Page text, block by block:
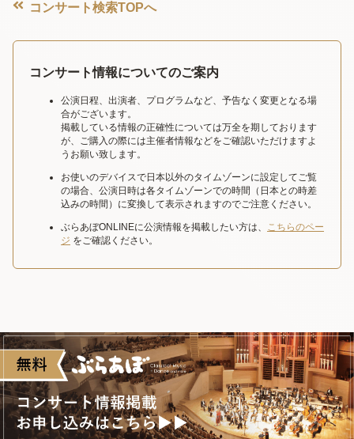
コンサート検索TOPへ
コンサート情報についてのご案内
公演日程、出演者、プログラムなど、予告なく変更となる場
合がございます。
掲載している情報の正確性については万全を期しております
が、ご購入の際には主催者情報などをご確認いただけますよ
うお願い致します。
お使いのデバイスで日本以外のタイムゾーンに設定してご覧
の場合、公演日時は各タイムゾーンでの時間（日本との時差
込みの時間）に変換して表示されますのでご注意ください。
ぶらあぼONLINEに公演情報を掲載したい方は、 こちらのペー
ジ をご確認ください。